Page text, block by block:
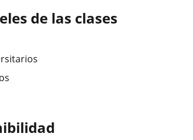
de las clases